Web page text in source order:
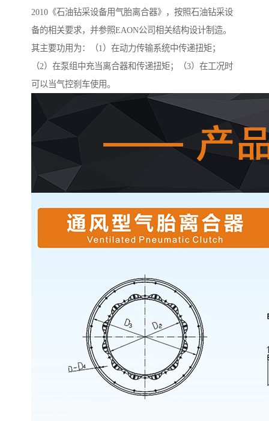
2010《石油钻采设备用气胎离合器》，按照石油钻采设
备的相关要求，并参照EAON公司相关结构设计制造。
其主要功用为：（1）在动力传输系统中传递扭矩；
（2）在泵组中充当离合器和传递扭矩；（3）在工况时
可以当气控刹车使用。